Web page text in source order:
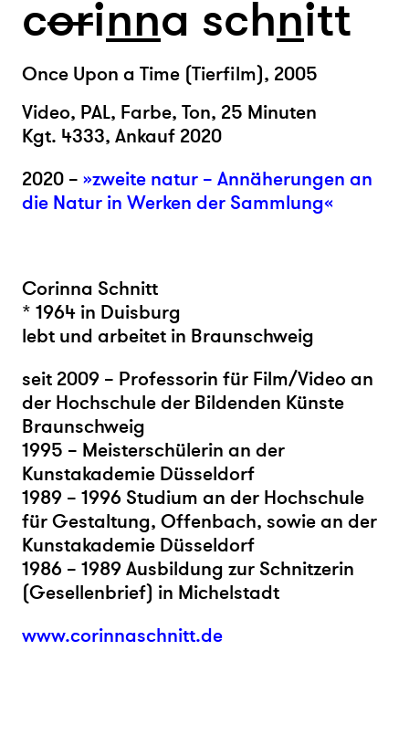
corinna schnitt
Once Upon a Time (Tierfilm), 2005
Video, PAL, Farbe, Ton, 25 Minuten
Kgt. 4333, Ankauf 2020
2020 – »zweite natur – Annäherungen an
die Natur in Werken der Sammlung«
Corinna Schnitt
* 1964 in Duisburg
lebt und arbeitet in Braunschweig
seit 2009 – Professorin für Film/Video an
der Hochschule der Bildenden Künste
Braunschweig
1995 – Meisterschülerin an der
Kunstakademie Düsseldorf
1989 – 1996 Studium an der Hochschule
für Gestaltung, Offenbach, sowie an der
Kunstakademie Düsseldorf
1986 – 1989 Ausbildung zur Schnitzerin
(Gesellenbrief) in Michelstadt
www.corinnaschnitt.de